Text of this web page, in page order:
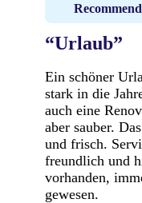
“Urlaub”
Ein schöner
stark in die
auch eine
aber sauber.
und frisch.
freundlich und
vorhanden,
gewesen.